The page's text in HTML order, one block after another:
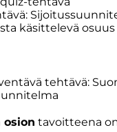
käsittelevä osuus
tehtävä:
osion tavoitteena